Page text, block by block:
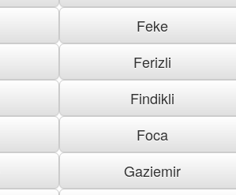
Feke
Ferizli
Findikli
Foca
Gaziemir